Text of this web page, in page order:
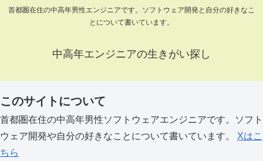
首都圏在住の中高年男性エンジニアです。ソフトウェア開発と自分の好きなこ
とについて書いています。
中高年エンジニアの生きがい探し
このサイトについて
首都圏在住の中高年男性ソフトウェアエンジニアです。ソフト
ウェア開発や自分の好きなことについて書いています。 Xはこ
ちら